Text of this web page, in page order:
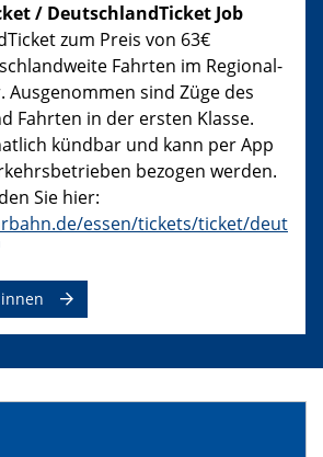
/ DeutschlandTicket Job
zum Preis von 63€
Fahrten im Regional-
Ausgenommen sind Züge des
Fahrten in der ersten Klasse.
kündbar und kann per App
bezogen werden.
Sie hier:
essen/tickets/ticket/deut